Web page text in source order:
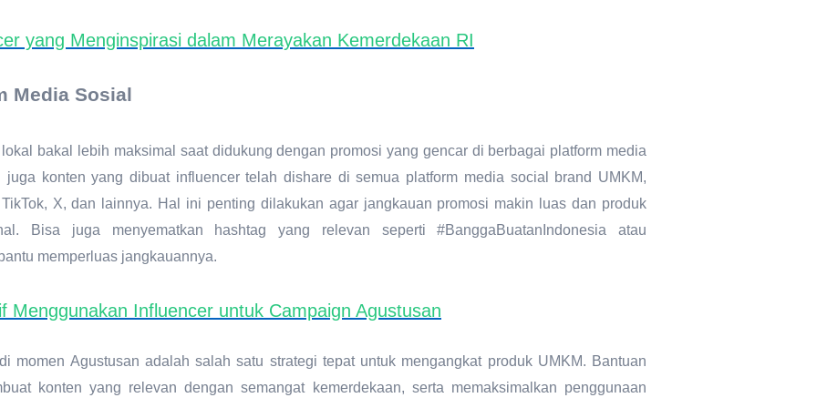
yang Menginspirasi dalam Merayakan Kemerdekaan RI
Media Sosial
bakal lebih maksimal saat didukung dengan promosi yang gencar di berbagai platform media
konten yang dibuat influencer telah dishare di semua platform media social brand UMKM,
X, dan lainnya. Hal ini penting dilakukan agar jangkauan promosi makin luas dan produk
Bisa juga menyematkan hashtag yang relevan seperti #BanggaBuatanIndonesia atau
memperluas jangkauannya.
Menggunakan Influencer untuk Campaign Agustusan
momen Agustusan adalah salah satu strategi tepat untuk mengangkat produk UMKM. Bantuan
konten yang relevan dengan semangat kemerdekaan, serta memaksimalkan penggunaan